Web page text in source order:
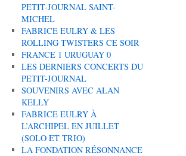
PETIT-JOURNAL SAINT-
MICHEL
FABRICE EULRY & LES
ROLLING TWISTERS CE SOIR
FRANCE 1 URUGUAY 0
LES DERNIERS CONCERTS DU
PETIT-JOURNAL
SOUVENIRS AVEC ALAN
KELLY
FABRICE EULRY À
L’ARCHIPEL EN JUILLET
(SOLO ET TRIO)
LA FONDATION RÉSONNANCE